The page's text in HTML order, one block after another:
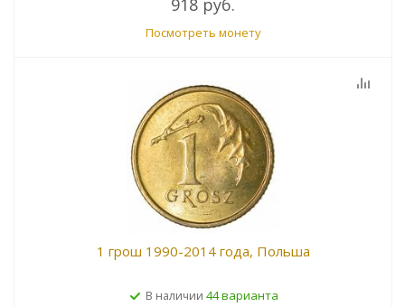
918 руб.
Посмотреть монету
1 грош 1990-2014 года, Польша
В наличии 44 варианта